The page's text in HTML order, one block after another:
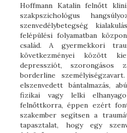
Hoffmann Katalin felnőtt
szakpszichológus
szenvedélybetegség
felépülési folyamatban
család. A gyermekkori
következményei között
depressziót, szorongásos
borderline
elszenvedett bántalmazás,
fizikai vagy lelki
felnőttkorra, éppen ezért
szakember segítsen a
tapasztalat, hogy egy